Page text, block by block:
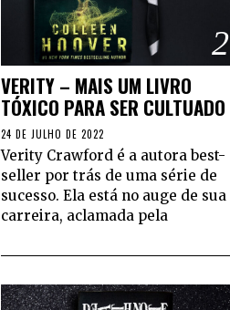
2
VERITY – MAIS UM LIVRO
TÓXICO PARA SER CULTUADO
24 DE JULHO DE 2022
Verity Crawford é a autora best-
seller por trás de uma série de
sucesso. Ela está no auge de sua
carreira, aclamada pela